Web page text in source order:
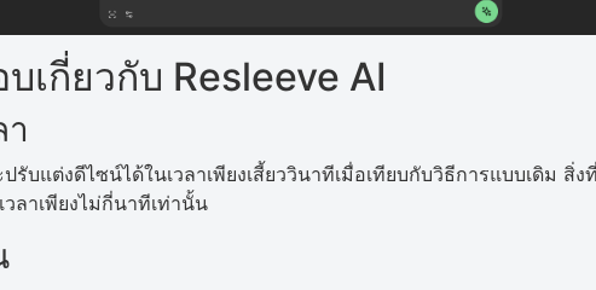
เกี่ยวกับ Resleeve AI
บแต่งดีไซน์ได้ในเวลาเพียงเสี้ยววินาทีเมื่อเทียบกับวิธีการแบบเดิม สิ่ง
ลาเพียงไม่กี่นาทีเท่านั้น